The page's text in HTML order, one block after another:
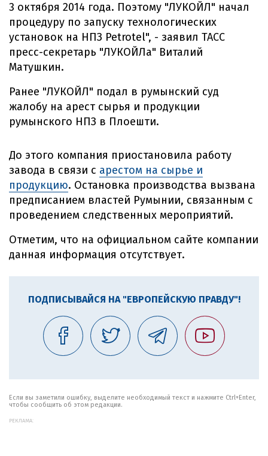
3 октября 2014 года. Поэтому "ЛУКОЙЛ" начал
процедуру по запуску технологических
установок на НПЗ Petrotel", - заявил ТАСС
пресс-секретарь "ЛУКОЙЛа" Виталий
Матушкин.
Ранее "ЛУКОЙЛ" подал в румынский суд
жалобу на арест сырья и продукции
румынского НПЗ в Плоешти.
До этого компания приостановила работу
завода в связи с арестом на сырье и
продукцию. Остановка производства вызвана
предписанием властей Румынии, связанным с
проведением следственных мероприятий.
Отметим, что на официальном сайте компании
данная информация отсутствует.
ПОДПИСЫВАЙСЯ НА "ЕВРОПЕЙСКУЮ ПРАВДУ"!
Если вы заметили ошибку, выделите необходимый текст и нажмите Ctrl+Enter,
чтобы сообщить об этом редакции.
РЕКЛАМА: